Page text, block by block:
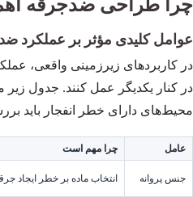
چرا طراحی ضدجرقه
عوامل کلیدی مؤثر بر عملکرد
در کاربردهای زیرزمینی واقعی،
در کنار یکدیگر عمل کنند. جدول
محیط‌های دارای خطر انفجار باید
عامل چرا مهم است
جنس پروانه انتخاب ماده بر خطر ایجاد